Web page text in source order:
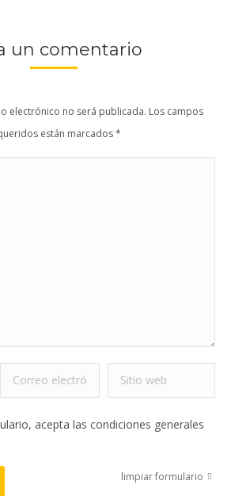
un comentario
electrónico no será publicada. Los campos
están marcados*
Correo electrónico * Sitio web
acepta las condiciones generales
limpiar formulario